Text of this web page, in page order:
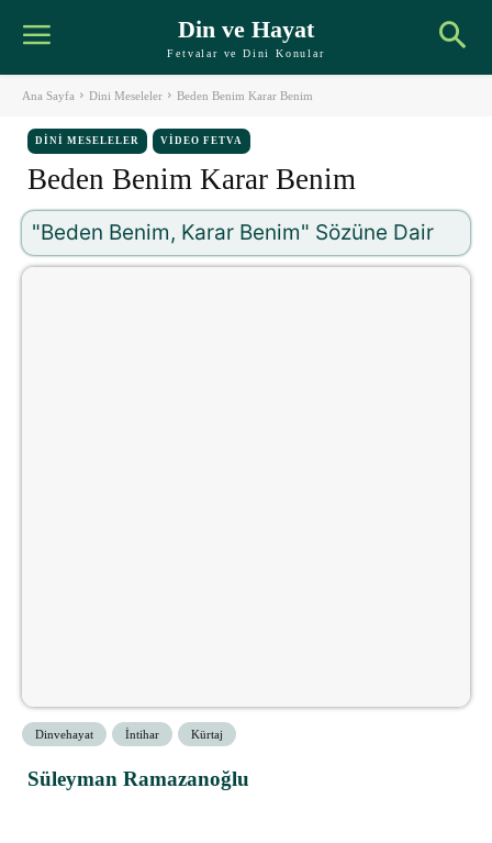
Din ve Hayat
Fetvalar ve Dini Konular
Ana Sayfa Dini Meseleler Beden Benim Karar Benim
DINI MESELELER VIDEO FETVA
Beden Benim Karar Benim
"Beden Benim, Karar Benim" Sözüne Dair
Dinvehayat İntihar Kürtaj
Süleyman Ramazanoğlu